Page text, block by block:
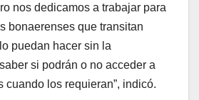
nos dedicamos a trabajar para
bonaerenses que transitan
puedan hacer sin la
si podrán o no acceder a
cuando los requieran”, indicó.